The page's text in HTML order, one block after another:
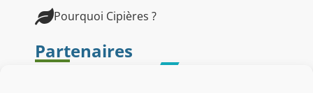
Pourquoi Cipières ?
Partenaires